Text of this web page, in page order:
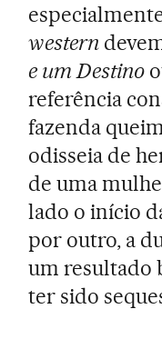
western
e um Destino
referência
fazenda
odisseia de
de uma
lado o início
por outro, a
um resultado
ter sido